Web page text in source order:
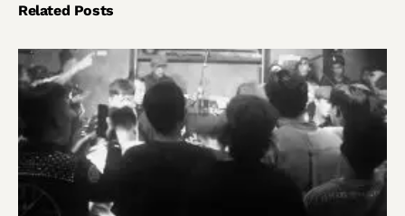
Related Posts